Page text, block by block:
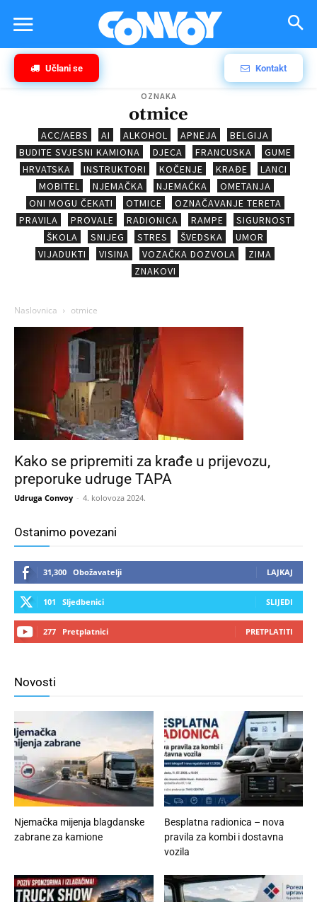
Učlani se Kontakt
OZNAKA
otmice
ACC/AEBS AI ALKOHOL APNEJA
BELGIJA
BUDITE SVJESNI KAMIONA
DJECA FRANCUSKA
GUME
HRVATSKA
INSTRUKTORI KOČENJE KRAĐE
LANCI
MOBITEL
NJEMAČKA NJEMAĆKA
OMETANJA
ONI MOGU ČEKATI
OTMICE
OZNAČAVANJE TERETA
PRAVILA
PROVALE RADIONICA RAMPE
SIGURNOST
ŠKOLA
SNIJEG STRES ŠVEDSKA
UMOR
VIJADUKTI
VISINA VOZAČKA DOZVOLA
ZIMA
ZNAKOVI
Naslovnica otmice
Kako se pripremiti za krađe u prijevozu,
preporuke udruge TAPA
Udruga Convoy - 4. kolovoza 2024.
Ostanimo povezani
31,300 Obožavatelji LAJKAJ
101 Sljedbenici SLIJEDI
277 Pretplatnici PRETPLATITI
Novosti
Njemačka mijenja blagdanske
zabrane za kamione
Besplatna radionica – nova
pravila za kombi i dostavna
vozila